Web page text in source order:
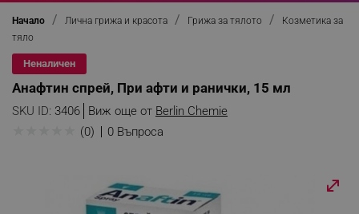
Начало Лична грижа и красота Грижа за тялото
Козметика за
тяло
Неналичен
Анафтин спрей, При афти и ранички, 15 мл
SKU ID: 3406 Виж още от Berlin Chemie
(0) 0 Въпроса